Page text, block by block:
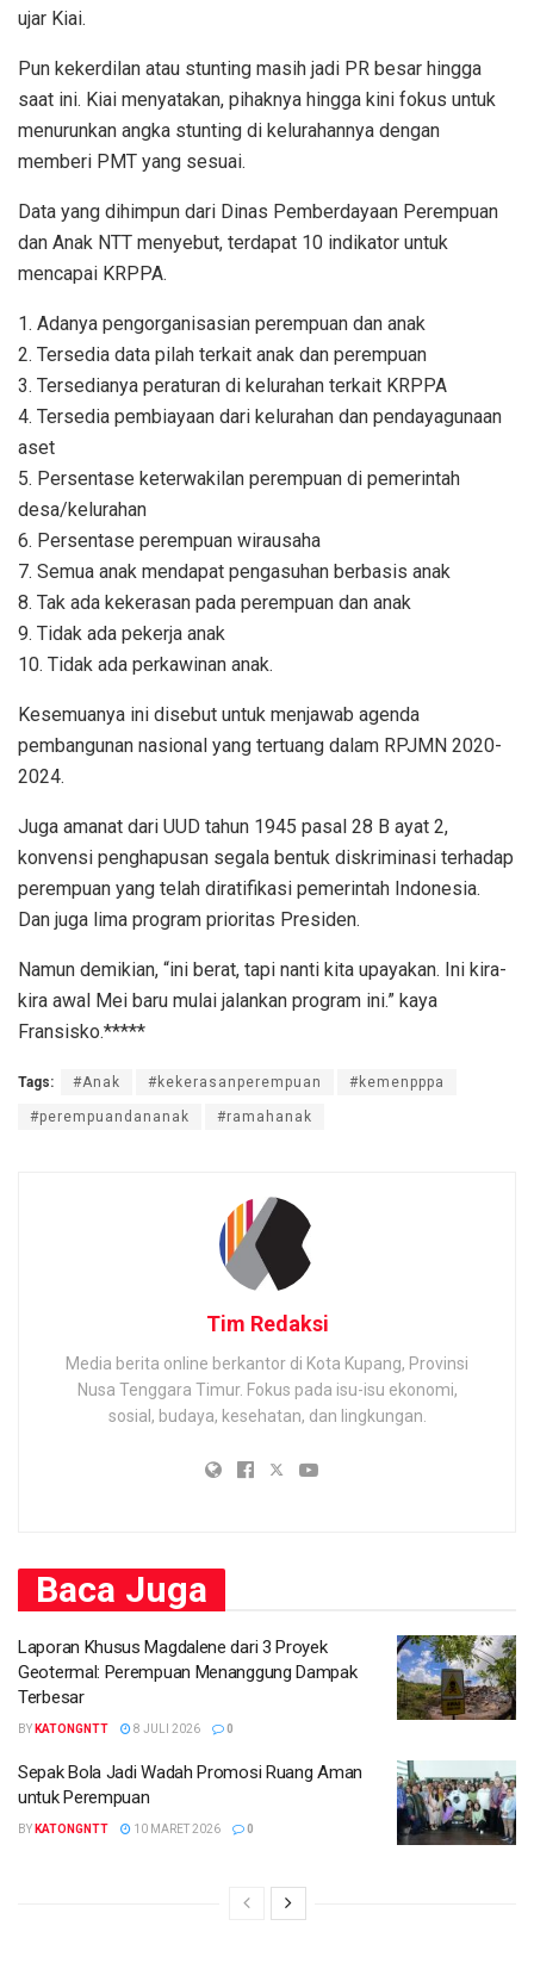
ujar Kiai.
Pun kekerdilan atau stunting masih jadi PR besar hingga
saat ini. Kiai menyatakan, pihaknya hingga kini fokus untuk
menurunkan angka stunting di kelurahannya dengan
memberi PMT yang sesuai.
Data yang dihimpun dari Dinas Pemberdayaan Perempuan
dan Anak NTT menyebut, terdapat 10 indikator untuk
mencapai KRPPA.
1. Adanya pengorganisasian perempuan dan anak
2. Tersedia data pilah terkait anak dan perempuan
3. Tersedianya peraturan di kelurahan terkait KRPPA
4. Tersedia pembiayaan dari kelurahan dan pendayagunaan
aset
5. Persentase keterwakilan perempuan di pemerintah
desa/kelurahan
6. Persentase perempuan wirausaha
7. Semua anak mendapat pengasuhan berbasis anak
8. Tak ada kekerasan pada perempuan dan anak
9. Tidak ada pekerja anak
10. Tidak ada perkawinan anak.
Kesemuanya ini disebut untuk menjawab agenda
pembangunan nasional yang tertuang dalam RPJMN 2020-
2024.
Juga amanat dari UUD tahun 1945 pasal 28 B ayat 2,
konvensi penghapusan segala bentuk diskriminasi terhadap
perempuan yang telah diratifikasi pemerintah Indonesia.
Dan juga lima program prioritas Presiden.
Namun demikian, “ini berat, tapi nanti kita upayakan. Ini kira-
kira awal Mei baru mulai jalankan program ini.” kaya
Fransisko.*****
Tags: #Anak #kekerasanperempuan #kemenpppa
#perempuandananak #ramahanak
Tim Redaksi
Media berita online berkantor di Kota Kupang, Provinsi
Nusa Tenggara Timur. Fokus pada isu-isu ekonomi,
sosial, budaya, kesehatan, dan lingkungan.
Baca Juga
Laporan Khusus Magdalene dari 3 Proyek
Geotermal: Perempuan Menanggung Dampak
Terbesar
BY KATONGNTT 8 JULI 2026 0
Sepak Bola Jadi Wadah Promosi Ruang Aman
untuk Perempuan
BY KATONGNTT 10 MARET 2026 0